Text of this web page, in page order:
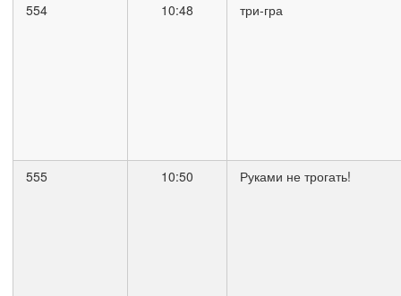
554 10:48 три-гра
555 10:50 Руками не трогать!